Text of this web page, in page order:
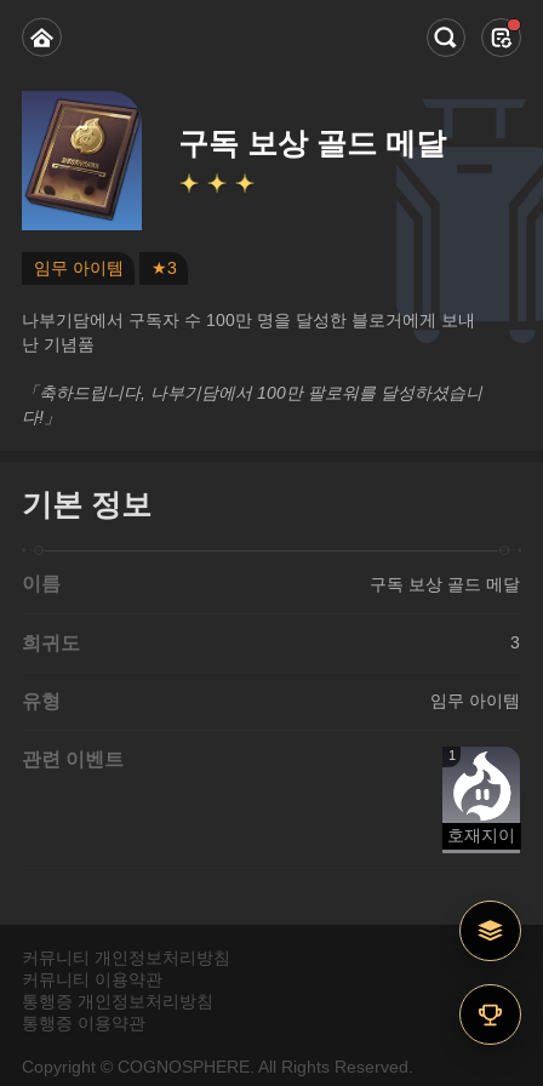
구독 보상 골드 메달
임무 아이템 ★3
나부기담에서 구독자 수 100만 명을 달성한 블로거에게 보내
난 기념품
「축하드립니다, 나부기담에서 100만 팔로워를 달성하셨습니
다!」
기본 정보
이름 구독 보상 골드 메달
희귀도 3
유형 임무 아이템
관련 이벤트 1
호재지이
커뮤니티 개인정보처리방침
커뮤니티 이용약관
통행증 개인정보처리방침
통행증 이용약관
Copyright © COGNOSPHERE. All Rights Reserved.